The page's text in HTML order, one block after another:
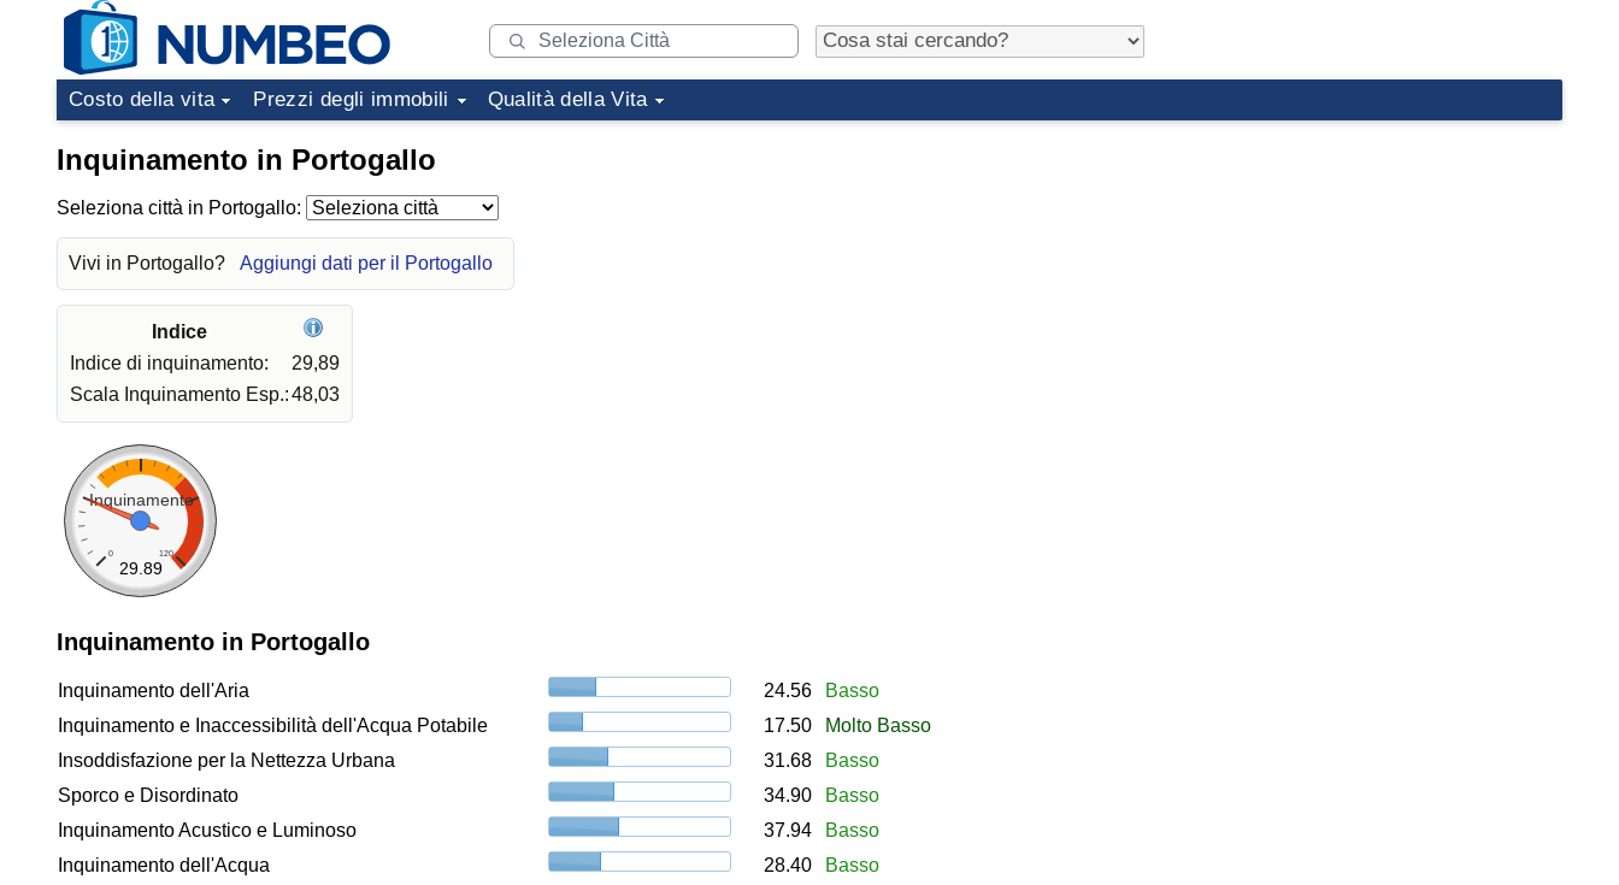
Costo della vita Prezzi degli immobili Qualità della Vita
Inquinamento in Portogallo
Seleziona città in Portogallo:
Vivi in Portogallo? Aggiungi dati per il Portogallo
Indice
Indice di inquinamento:
29,89
Scala Inquinamento Esp.:48,03
Inquinamento
0 120
29.89
Inquinamento in Portogallo
Inquinamento dell'Aria 24.56
Basso
Inquinamento e Inaccessibilità dell'Acqua Potabile
17.50
Molto Basso
Insoddisfazione per la Nettezza Urbana
31.68
Basso
Sporco e Disordinato
34.90
Basso
Inquinamento Acustico e Luminoso
37.94
Basso
Inquinamento dell'Acqua
28.40
Basso